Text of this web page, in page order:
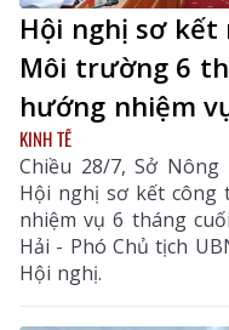
Hội nghị sơ kết
Môi trường 6
hướng nhiệm
KINH TẾ
Chiều 28/7, Sở
Hội nghị sơ kết công
nhiệm vụ 6 tháng
Hải - Phó Chủ tịch
Hội nghị.